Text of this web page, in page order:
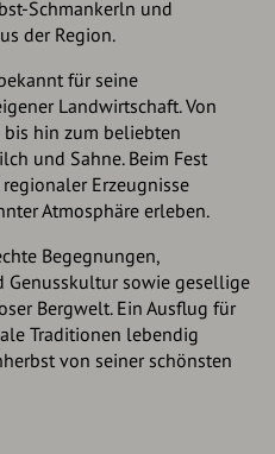
Schmankerln und
der Region.
für seine
Landwirtschaft. Von
hin zum beliebten
und Sahne. Beim Fest
Erzeugnisse
Atmosphäre erleben.
Begegnungen,
sowie gesellige
Bergwelt. Ein Ausflug für
Traditionen lebendig
von seiner schönsten